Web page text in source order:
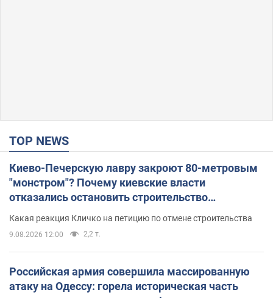
TOP NEWS
Киево-Печерскую лавру закроют 80-метровым
"монстром"? Почему киевские власти
отказались остановить строительство
небоскреба "московского верующего"
Какая реакция Кличко на петицию по отмене строительства
9.08.2026 12:00 2,2 т.
Российская армия совершила массированную
атаку на Одессу: горела историческая часть